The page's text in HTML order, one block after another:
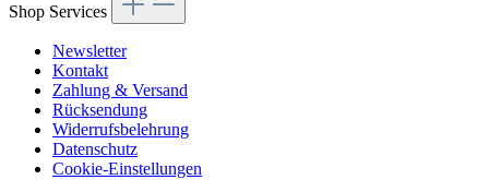
Shop Services
Newsletter
Kontakt
Zahlung & Versand
Rücksendung
Widerrufsbelehrung
Datenschutz
Cookie-Einstellungen